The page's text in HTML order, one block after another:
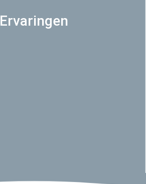
Ervaringen